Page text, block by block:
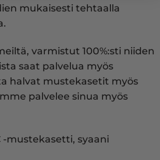
mukaisesti tehtaalla
varmistut 100%:sti niiden
saat palvelua myös
halvat mustekasetit myös
palvelee sinua myös
-mustekasetti, syaani